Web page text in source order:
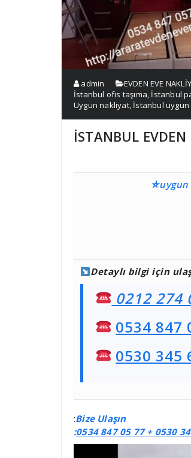
admin EVDEN EVE
İstanbul ofis taşıma, İstanbul
Uygun nakliyat, İstanbul
İSTANBUL
⛤uygun
Detaylı bilgi için
0212 274
0534 847
0530 345
:Bize Ulaşın
:0534 847 05 77 + 0530